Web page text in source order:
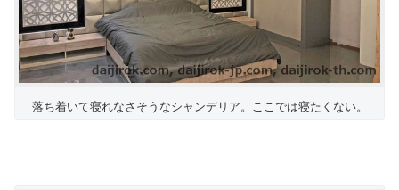
落ち着いて寝れなさそうなシャンデリア。ここでは寝たくない。